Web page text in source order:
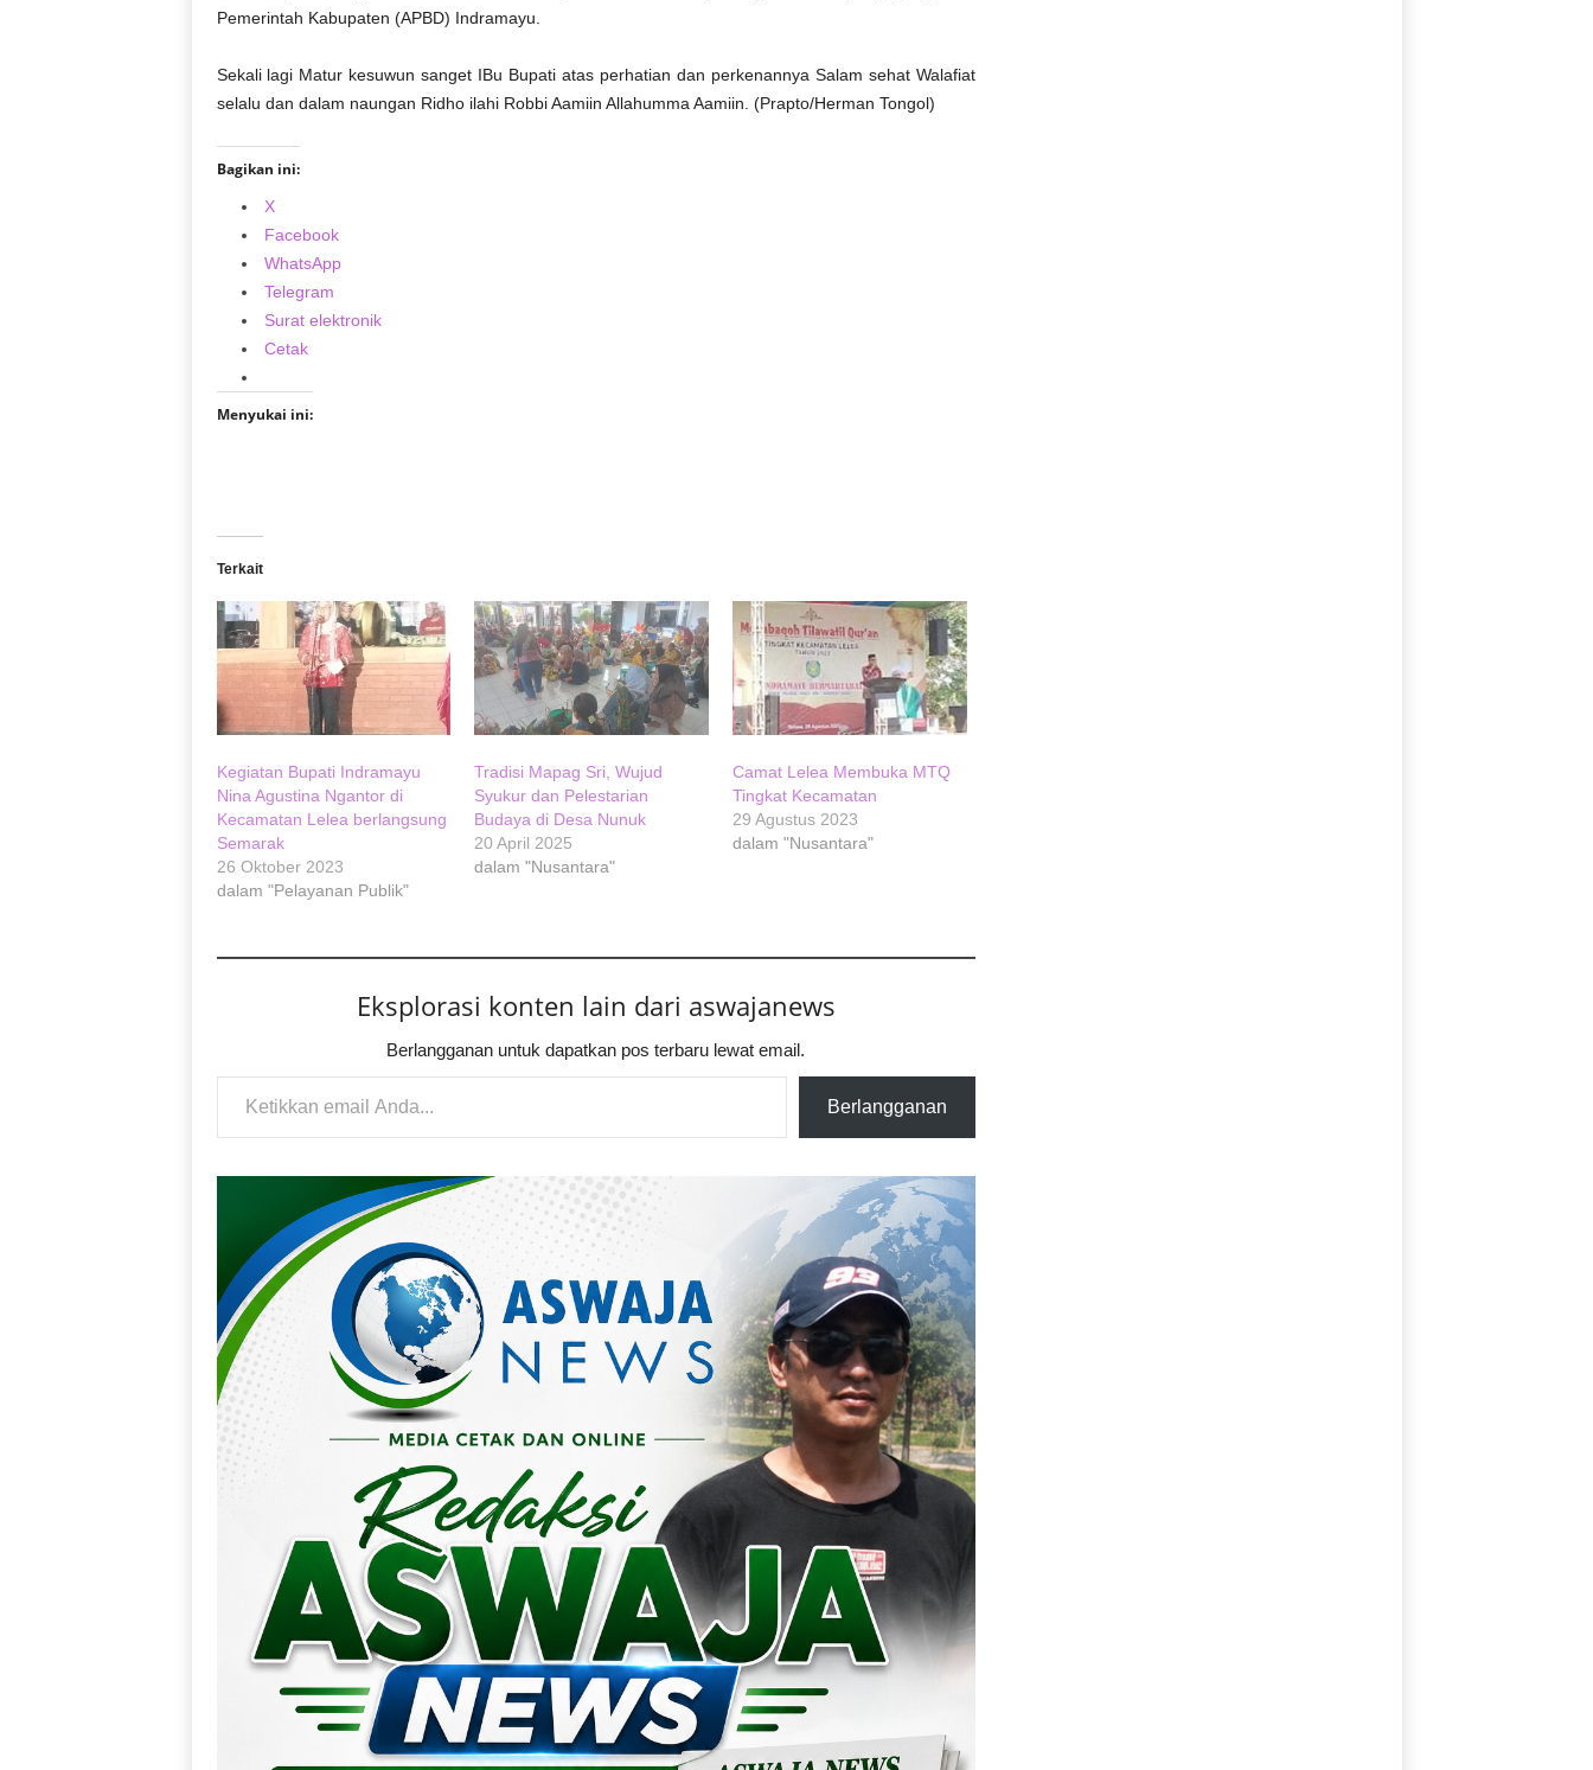
Pemerintah Kabupaten (APBD) Indramayu.
Sekali lagi Matur kesuwun sanget IBu Bupati atas perhatian dan perkenannya Salam sehat Walafiat
selalu dan dalam naungan Ridho ilahi Robbi Aamiin Allahumma Aamiin. (Prapto/Herman Tongol)
Bagikan ini:
X
Facebook
WhatsApp
Telegram
Surat elektronik
Cetak
Menyukai ini:
Terkait
Kegiatan Bupati Indramayu
Nina Agustina Ngantor di
Kecamatan Lelea berlangsung
Semarak
26 Oktober 2023
dalam "Pelayanan Publik"
Tradisi Mapag Sri, Wujud
Syukur dan Pelestarian
Budaya di Desa Nunuk
20 April 2025
dalam "Nusantara"
Camat Lelea Membuka MTQ
Tingkat Kecamatan
29 Agustus 2023
dalam "Nusantara"
Eksplorasi konten lain dari aswajanews
Berlangganan untuk dapatkan pos terbaru lewat email.
Ketikkan email Anda...
Berlangganan